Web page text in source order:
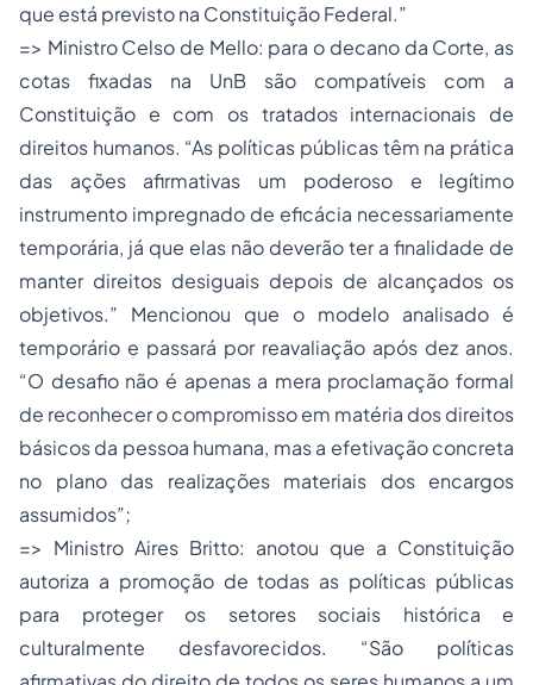
que está previsto na Constituição Federal.”
=> Ministro Celso de Mello: para o decano da Corte, as
cotas fixadas na UnB são compatíveis com a
Constituição e com os tratados internacionais de
direitos humanos. “As políticas públicas têm na prática
das ações afirmativas um poderoso e legítimo
instrumento impregnado de eficácia necessariamente
temporária, já que elas não deverão ter a finalidade de
manter direitos desiguais depois de alcançados os
objetivos.” Mencionou que o modelo analisado é
temporário e passará por reavaliação após dez anos.
“O desafio não é apenas a mera proclamação formal
de reconhecer o compromisso em matéria dos direitos
básicos da pessoa humana, mas a efetivação concreta
no plano das realizações materiais dos encargos
assumidos”;
=> Ministro Aires Britto: anotou que a Constituição
autoriza a promoção de todas as políticas públicas
para proteger os setores sociais histórica e
culturalmente desfavorecidos. “São políticas